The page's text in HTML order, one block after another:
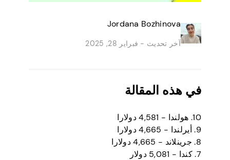
Jordana Bozhinova
آخر تحديث - فبراير 28, 2025
في هذه المقالة
10. هولندا - 4,581 دولارا
9. أيرلندا - 4,665 دولارا
8. جرينلاند - 4,665 دولارا
7. كندا - 5,081 دولار